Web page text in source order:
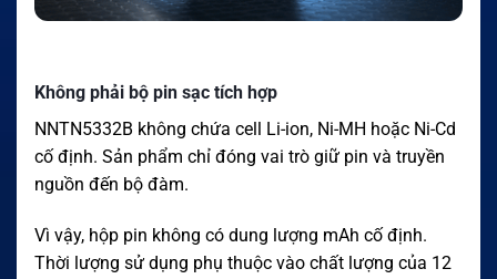
Không phải bộ pin sạc tích hợp
NNTN5332B không chứa cell Li-ion, Ni-MH hoặc Ni-Cd
cố định. Sản phẩm chỉ đóng vai trò giữ pin và truyền
nguồn đến bộ đàm.
Vì vậy, hộp pin không có dung lượng mAh cố định.
Thời lượng sử dụng phụ thuộc vào chất lượng của 12